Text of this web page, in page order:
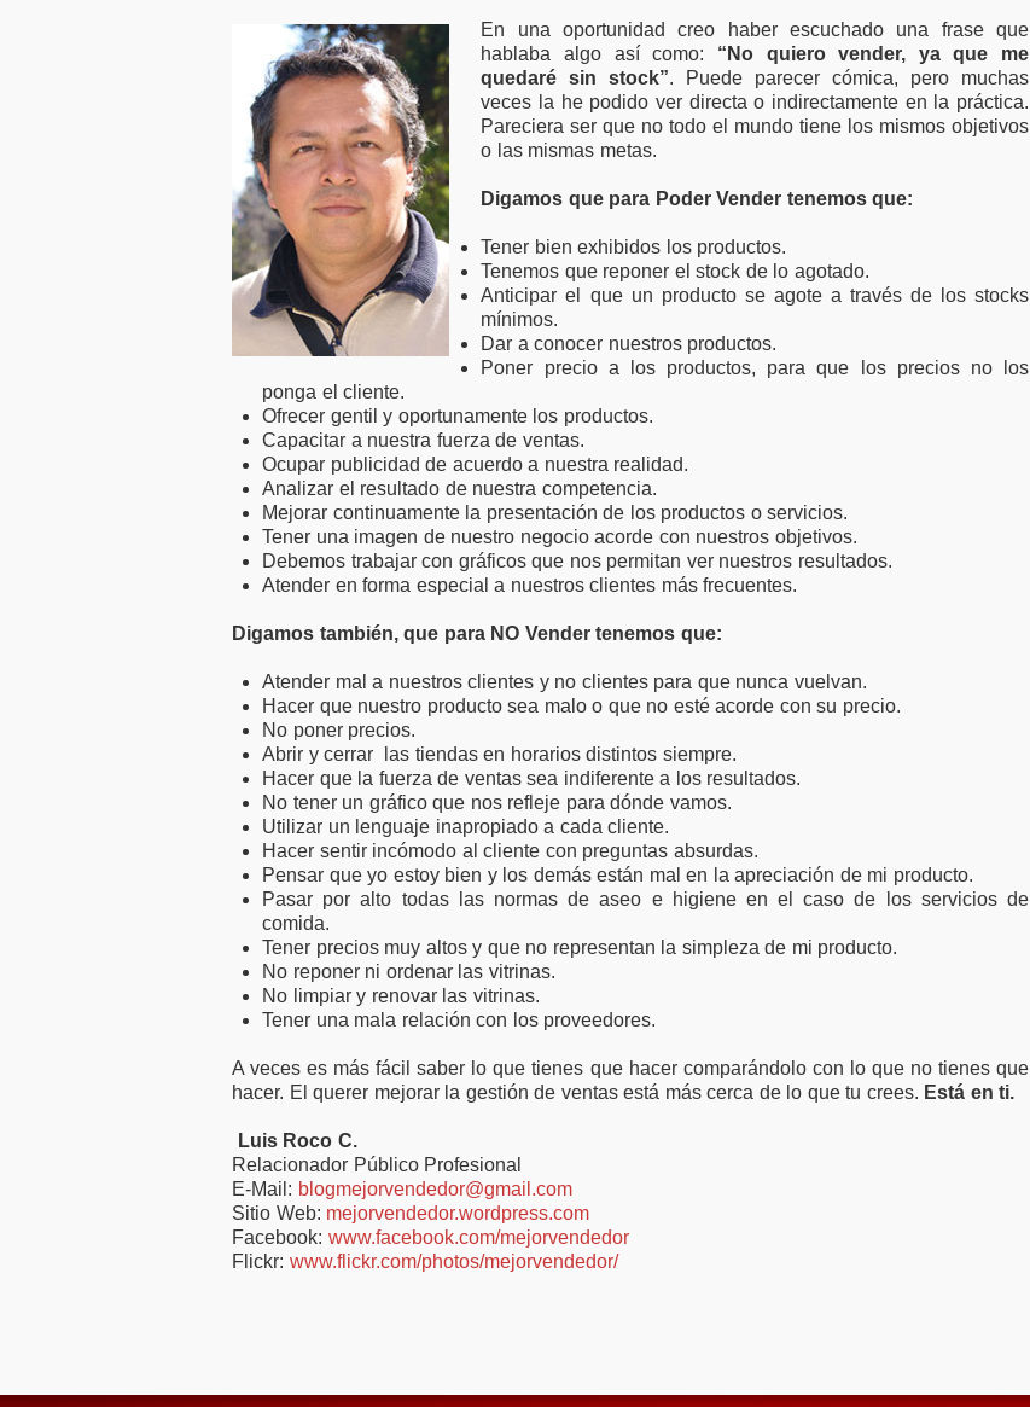
En una oportunidad creo haber escuchado una frase que
hablaba algo así como: “No quiero vender, ya que me
quedaré sin stock”. Puede parecer cómica, pero muchas
veces la he podido ver directa o indirectamente en la práctica.
Pareciera ser que no todo el mundo tiene los mismos objetivos
o las mismas metas.
Digamos que para Poder Vender tenemos que:
Tener bien exhibidos los productos.
Tenemos que reponer el stock de lo agotado.
Anticipar el que un producto se agote a través de los stocks
mínimos.
Dar a conocer nuestros productos.
Poner precio a los productos, para que los precios no los
ponga el cliente.
Ofrecer gentil y oportunamente los productos.
Capacitar a nuestra fuerza de ventas.
Ocupar publicidad de acuerdo a nuestra realidad.
Analizar el resultado de nuestra competencia.
Mejorar continuamente la presentación de los productos o servicios.
Tener una imagen de nuestro negocio acorde con nuestros objetivos.
Debemos trabajar con gráficos que nos permitan ver nuestros resultados.
Atender en forma especial a nuestros clientes más frecuentes.
Digamos también, que para NO Vender tenemos que:
Atender mal a nuestros clientes y no clientes para que nunca vuelvan.
Hacer que nuestro producto sea malo o que no esté acorde con su precio.
No poner precios.
Abrir y cerrar las tiendas en horarios distintos siempre.
Hacer que la fuerza de ventas sea indiferente a los resultados.
No tener un gráfico que nos refleje para dónde vamos.
Utilizar un lenguaje inapropiado a cada cliente.
Hacer sentir incómodo al cliente con preguntas absurdas.
Pensar que yo estoy bien y los demás están mal en la apreciación de mi producto.
Pasar por alto todas las normas de aseo e higiene en el caso de los servicios de
comida.
Tener precios muy altos y que no representan la simpleza de mi producto.
No reponer ni ordenar las vitrinas.
No limpiar y renovar las vitrinas.
Tener una mala relación con los proveedores.
A veces es más fácil saber lo que tienes que hacer comparándolo con lo que no tienes que
hacer. El querer mejorar la gestión de ventas está más cerca de lo que tu crees. Está en ti.
Luis Roco C.
Relacionador Público Profesional
E-Mail: blogmejorvendedor@gmail.com
Sitio Web: mejorvendedor.wordpress.com
Facebook: www.facebook.com/mejorvendedor
Flickr: www.flickr.com/photos/mejorvendedor/